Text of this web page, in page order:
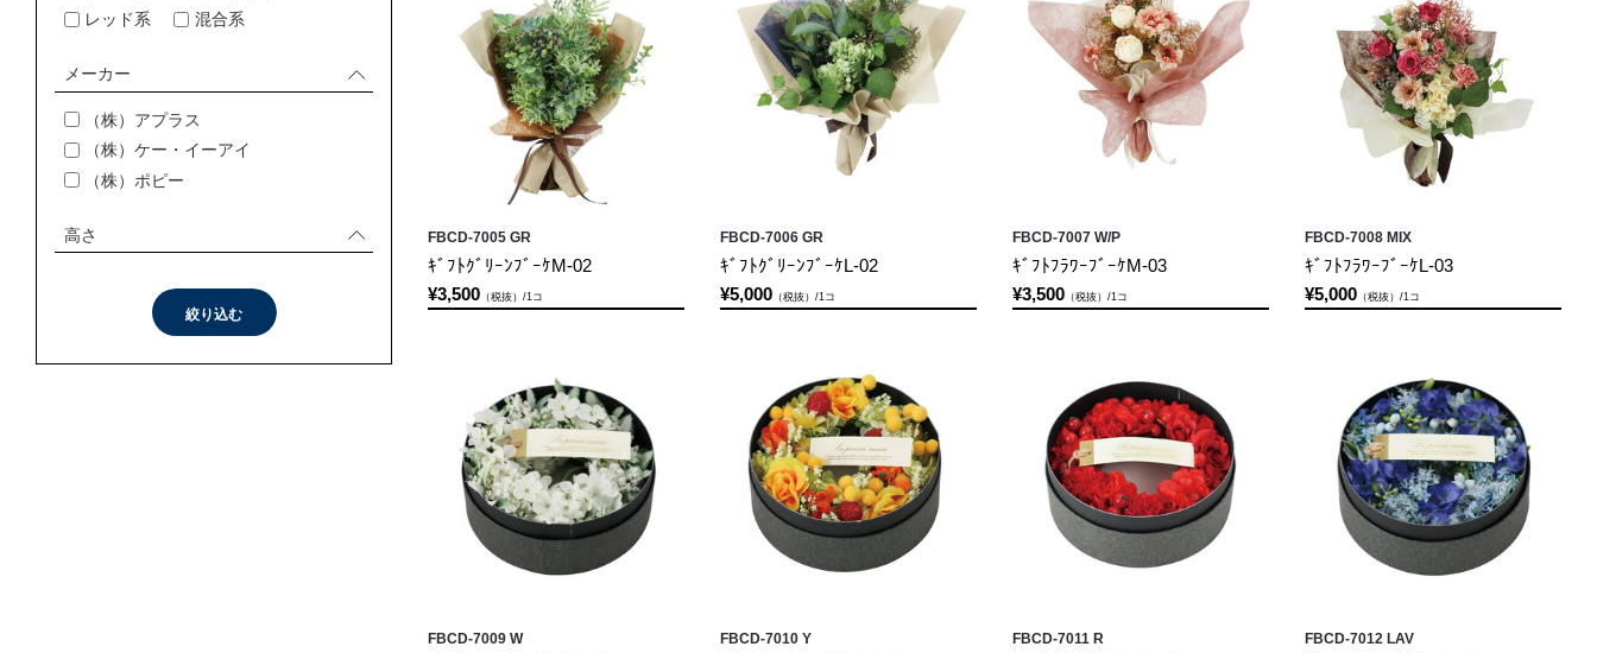
レッド系
混合系
メーカー
（株）アプラス
（株）ケー・イーアイ
（株）ポピー
高さ
絞り込む
FBCD-7005 GR
ｷﾞﾌﾄｸﾞﾘｰﾝﾌﾞｰｹM-02
¥3,500 （税抜）/1コ
FBCD-7006 GR
ｷﾞﾌﾄｸﾞﾘｰﾝﾌﾞｰｹL-02
¥5,000 （税抜）/1コ
FBCD-7007 W/P
ｷﾞﾌﾄﾌﾗﾜｰﾌﾞｰｹM-03
¥3,500 （税抜）/1コ
FBCD-7008 MIX
ｷﾞﾌﾄﾌﾗﾜｰﾌﾞｰｹL-03
¥5,000 （税抜）/1コ
FBCD-7009 W FBCD-7010 Y FBCD-7011 R FBCD-7012 LAV